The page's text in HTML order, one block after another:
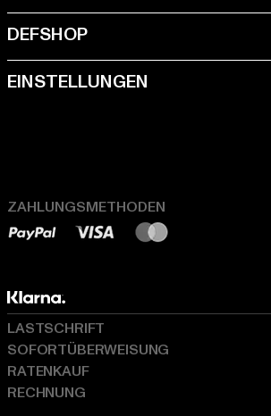
ZAHLUNGSMETHODEN
LASTSCHRIFT
SOFORTÜBERWEISUNG
RATENKAUF
RECHNUNG